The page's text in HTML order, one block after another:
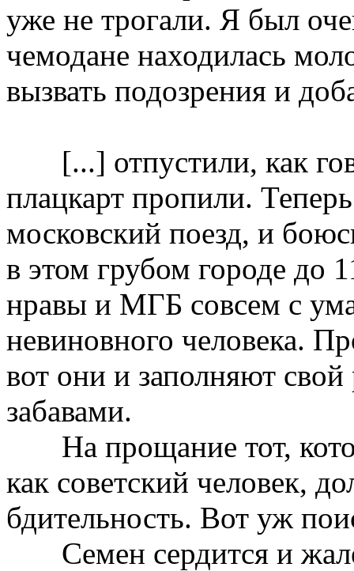
уже не трогали. Я был
чемодане находилась
вызвать подозрения и
[...] отпустили, как
плацкарт пропили.
московский поезд, и
в этом грубом городе до
нравы и МГБ совсем с
невиновного человека.
вот они и заполняют
забавами.
На прощание тот,
как советский человек,
бдительность. Вот уж
Семен сердится и